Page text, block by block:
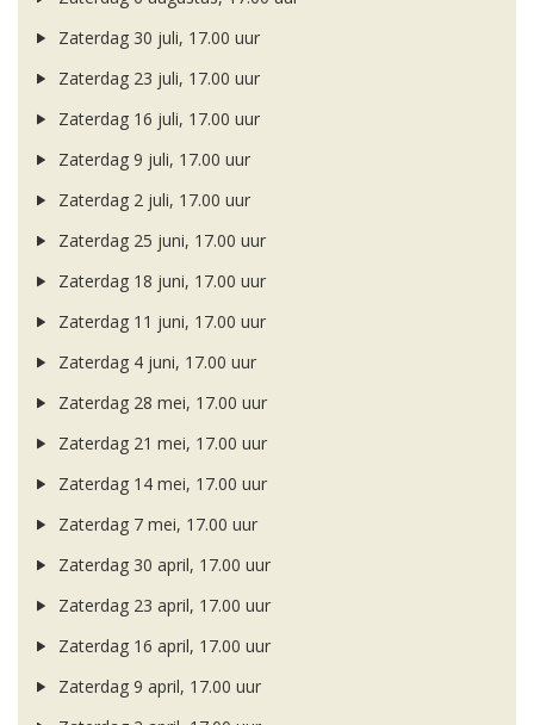
Zaterdag 30 juli, 17.00 uur
Zaterdag 23 juli, 17.00 uur
Zaterdag 16 juli, 17.00 uur
Zaterdag 9 juli, 17.00 uur
Zaterdag 2 juli, 17.00 uur
Zaterdag 25 juni, 17.00 uur
Zaterdag 18 juni, 17.00 uur
Zaterdag 11 juni, 17.00 uur
Zaterdag 4 juni, 17.00 uur
Zaterdag 28 mei, 17.00 uur
Zaterdag 21 mei, 17.00 uur
Zaterdag 14 mei, 17.00 uur
Zaterdag 7 mei, 17.00 uur
Zaterdag 30 april, 17.00 uur
Zaterdag 23 april, 17.00 uur
Zaterdag 16 april, 17.00 uur
Zaterdag 9 april, 17.00 uur